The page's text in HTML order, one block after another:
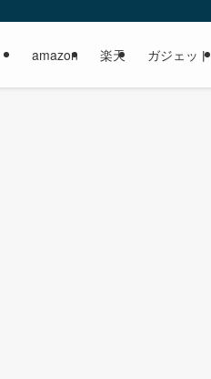
amazon 楽天 ガジェット